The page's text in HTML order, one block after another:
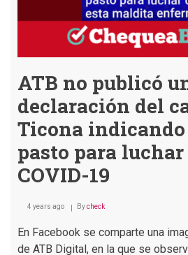
ATB no publicó
declaración del
Ticona indicando
pasto para
COVID-19
4 years ago Bycheck
En Facebook se comparte una
de ATB Digital, en la que se